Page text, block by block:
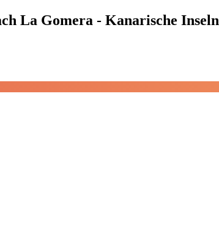
La Gomera - Kanarische Inseln